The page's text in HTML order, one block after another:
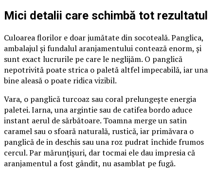
Mici detalii care schimbă tot rezultatul
Culoarea florilor e doar jumătate din socoteală. Panglica,
ambalajul și fundalul aranjamentului contează enorm, și
sunt exact lucrurile pe care le neglijăm. O panglică
nepotrivită poate strica o paletă altfel impecabilă, iar una
bine aleasă o poate ridica vizibil.
Vara, o panglică turcoaz sau coral prelungește energia
paletei. Iarna, una argintie sau de catifea bordo aduce
instant aerul de sărbătoare. Toamna merge un satin
caramel sau o sfoară naturală, rustică, iar primăvara o
panglică de in deschis sau una roz pudrat închide frumos
cercul. Par mărunțișuri, dar tocmai ele dau impresia că
aranjamentul a fost gândit, nu asamblat pe fugă.